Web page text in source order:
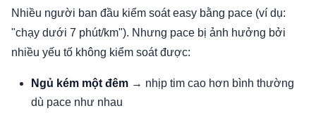
Nhiều người ban đầu kiểm soát easy bằng pace (ví dụ:
"chạy dưới 7 phút/km"). Nhưng pace bị ảnh hưởng bởi
nhiều yếu tố không kiểm soát được:
Ngủ kém một đêm → nhịp tim cao hơn bình thường
dù pace như nhau